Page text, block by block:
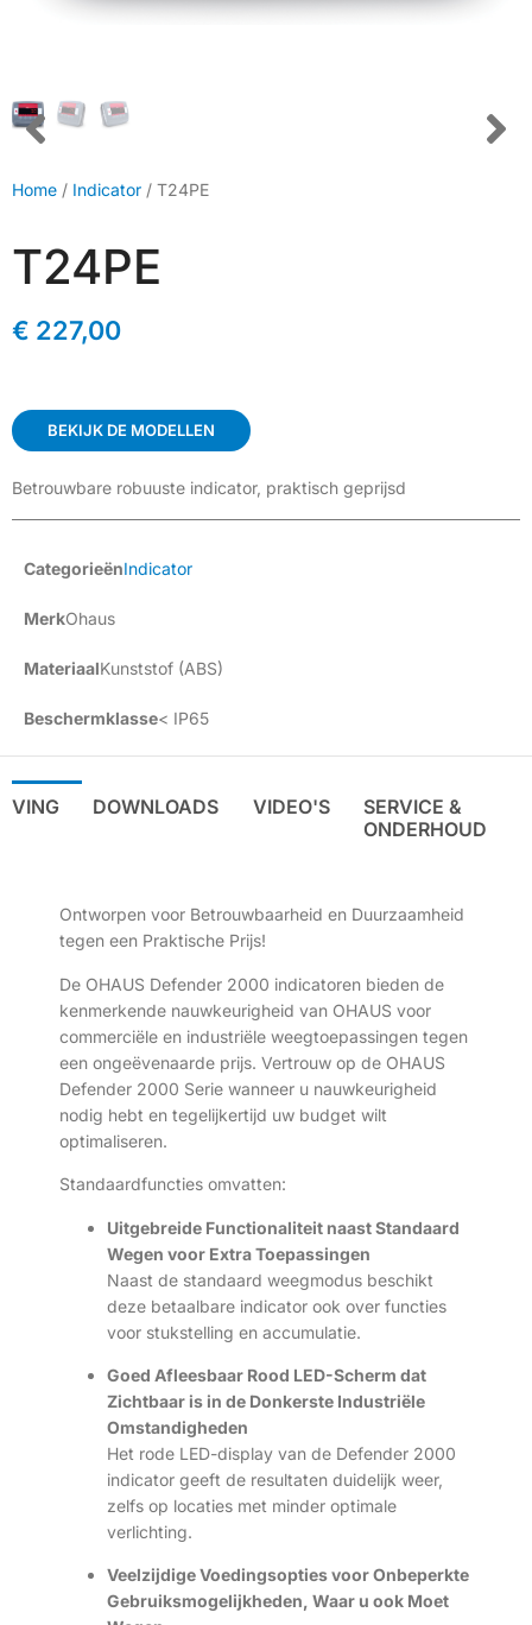
Home / Indicator / T24PE
T24PE
€ 227,00
BEKIJK DE MODELLEN
Betrouwbare robuuste indicator, praktisch geprijsd
CategorieënIndicator
MerkOhaus
MateriaalKunststof (ABS)
Beschermklasse< IP65
DOWNLOADS VIDEO'S
SERVICE &
ONDERHOUD
Ontworpen voor Betrouwbaarheid en Duurzaamheid
tegen een Praktische Prijs!
De OHAUS Defender 2000 indicatoren bieden de
kenmerkende nauwkeurigheid van OHAUS voor
commerciële en industriële weegtoepassingen tegen
een ongeëvenaarde prijs. Vertrouw op de OHAUS
Defender 2000 Serie wanneer u nauwkeurigheid
nodig hebt en tegelijkertijd uw budget wilt
optimaliseren.
Standaardfuncties omvatten:
Uitgebreide Functionaliteit naast Standaard
Wegen voor Extra Toepassingen
Naast de standaard weegmodus beschikt
deze betaalbare indicator ook over functies
voor stukstelling en accumulatie.
Goed Afleesbaar Rood LED-Scherm dat
Zichtbaar is in de Donkerste Industriële
Omstandigheden
Het rode LED-display van de Defender 2000
indicator geeft de resultaten duidelijk weer,
zelfs op locaties met minder optimale
verlichting.
Veelzijdige Voedingsopties voor Onbeperkte
Gebruiksmogelijkheden, Waar u ook Moet